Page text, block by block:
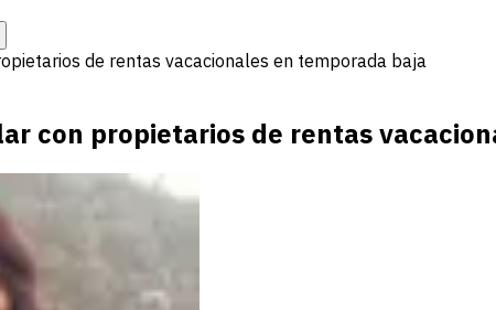
de rentas vacacionales en temporada baja
con propietarios de rentas